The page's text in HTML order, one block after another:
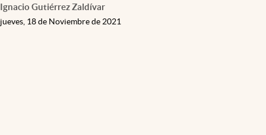
Ignacio Gutiérrez Zaldívar
jueves, 18 de Noviembre de 2021